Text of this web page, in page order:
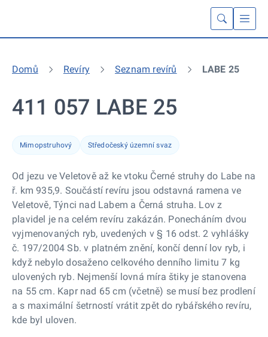
Domů Revíry Seznam revírů LABE 25
411 057 LABE 25
Mimopstruhový Středočeský územní svaz
Od jezu ve Veletově až ke vtoku Černé struhy do Labe na
ř. km 935,9. Součástí revíru jsou odstavná ramena ve
Veletově, Týnci nad Labem a Černá struha. Lov z
plavidel je na celém revíru zakázán. Ponecháním dvou
vyjmenovaných ryb, uvedených v § 16 odst. 2 vyhlášky
č. 197/2004 Sb. v platném znění, končí denní lov ryb, i
když nebylo dosaženo celkového denního limitu 7 kg
ulovených ryb. Nejmenší lovná míra štiky je stanovena
na 55 cm. Kapr nad 65 cm (včetně) se musí bez prodlení
a s maximální šetrností vrátit zpět do rybářského revíru,
kde byl uloven.